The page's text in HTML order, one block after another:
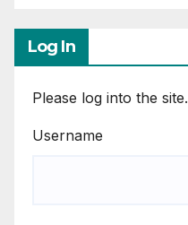
Log In
Please log into the site.
Username